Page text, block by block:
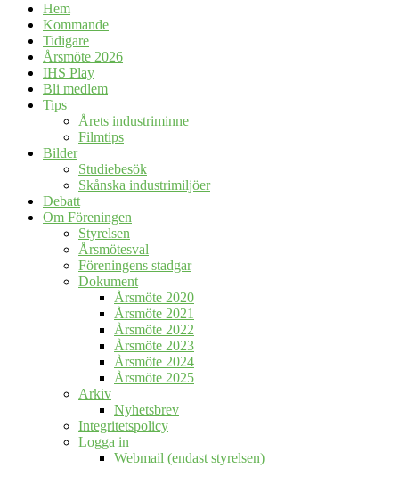
Hem
Kommande
Tidigare
Årsmöte 2026
IHS Play
Bli medlem
Tips
Årets industriminne
Filmtips
Bilder
Studiebesök
Skånska industrimiljöer
Debatt
Om Föreningen
Styrelsen
Årsmötesval
Föreningens stadgar
Dokument
Årsmöte 2020
Årsmöte 2021
Årsmöte 2022
Årsmöte 2023
Årsmöte 2024
Årsmöte 2025
Arkiv
Nyhetsbrev
Integritetspolicy
Logga in
Webmail (endast styrelsen)